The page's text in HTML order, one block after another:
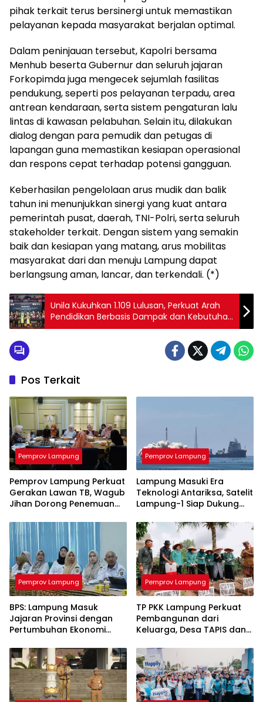
pihak terkait terus bersinergi untuk memastikan
pelayanan kepada masyarakat berjalan optimal.
Dalam peninjauan tersebut, Kapolri bersama
Menhub beserta Gubernur dan seluruh jajaran
Forkopimda juga mengecek sejumlah fasilitas
pendukung, seperti pos pelayanan terpadu, area
antrean kendaraan, serta sistem pengaturan lalu
lintas di kawasan pelabuhan. Selain itu, dilakukan
dialog dengan para pemudik dan petugas di
lapangan guna memastikan kesiapan operasional
dan respons cepat terhadap potensi gangguan.
Keberhasilan pengelolaan arus mudik dan balik
tahun ini menunjukkan sinergi yang kuat antara
pemerintah pusat, daerah, TNI-Polri, serta seluruh
stakeholder terkait. Dengan sistem yang semakin
baik dan kesiapan yang matang, arus mobilitas
masyarakat dari dan menuju Lampung dapat
berlangsung aman, lancar, dan terkendali. (*)
Unila Kukuhkan 1.109 Lulusan, Perkuat Arah
Pendidikan Berbasis Dampak dan Kebutuhan
Global
Pos Terkait
Pemprov Lampung
Pemprov Lampung Perkuat
Gerakan Lawan TB, Wagub
Jihan Dorong Penemuan
Tuntas
Pemprov Lampung
Lampung Masuki Era
Teknologi Antariksa, Satelit
Lampung-1 Siap Dukung
Pemprov Lampung
BPS: Lampung Masuk
Jajaran Provinsi dengan
Pertumbuhan Ekonomi
Pemprov Lampung
TP PKK Lampung Perkuat
Pembangunan dari
Keluarga, Desa TAPIS dan
Diluncurkan